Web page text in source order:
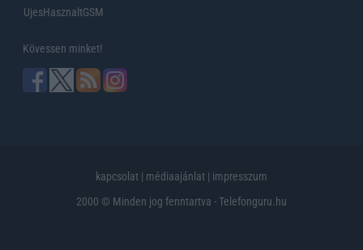
UjesHasznaltGSM
Kövessen minket!
kapcsolat | médiaajánlat | impresszum
2000 © Minden jog fenntartva - Telefonguru.hu